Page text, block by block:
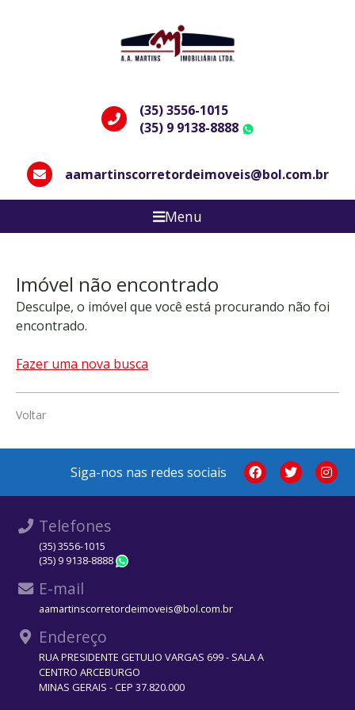
(35) 3556-1015
(35) 9 9138-8888
aamartinscorretordeimoveis@bol.com.br
Menu
Imóvel não encontrado
Desculpe, o imóvel que você está procurando não foi
encontrado.
Fazer uma nova busca
Voltar
Siga-nos nas redes sociais
Telefones
(35) 3556-1015
(35) 9 9138-8888
E-mail
aamartinscorretordeimoveis@bol.com.br
Endereço
RUA PRESIDENTE GETULIO VARGAS 699 - SALA A
CENTRO ARCEBURGO
MINAS GERAIS - CEP 37.820.000